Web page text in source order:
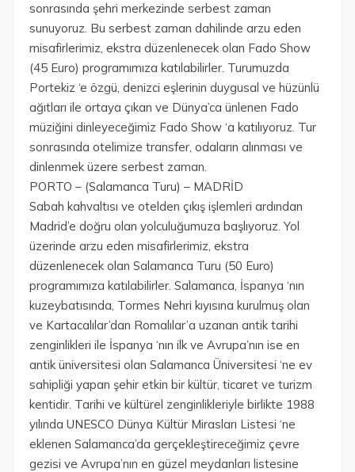
sonrasında şehri merkezinde serbest zaman
sunuyoruz. Bu serbest zaman dahilinde arzu eden
misafirlerimiz, ekstra düzenlenecek olan Fado Show
(45 Euro) programımıza katılabilirler. Turumuzda
Portekiz ‘e özgü, denizci eşlerinin duygusal ve hüzünlü
ağıtları ile ortaya çıkan ve Dünya’ca ünlenen Fado
müziğini dinleyeceğimiz Fado Show ‘a katılıyoruz. Tur
sonrasında otelimize transfer, odaların alınması ve
dinlenmek üzere serbest zaman.
PORTO – (Salamanca Turu) – MADRİD
Sabah kahvaltısı ve otelden çıkış işlemleri ardından
Madrid’e doğru olan yolculuğumuza başlıyoruz. Yol
üzerinde arzu eden misafirlerimiz, ekstra
düzenlenecek olan Salamanca Turu (50 Euro)
programımıza katılabilirler. Salamanca, İspanya ‘nın
kuzeybatısında, Tormes Nehri kıyısına kurulmuş olan
ve Kartacalılar’dan Romalılar’a uzanan antik tarihi
zenginlikleri ile İspanya ‘nın ilk ve Avrupa’nın ise en
antik üniversitesi olan Salamanca Üniversitesi ‘ne ev
sahipliği yapan şehir etkin bir kültür, ticaret ve turizm
kentidir. Tarihi ve kültürel zenginlikleriyle birlikte 1988
yılında UNESCO Dünya Kültür Mirasları Listesi ‘ne
eklenen Salamanca’da gerçekleştireceğimiz çevre
gezisi ve Avrupa’nın en güzel meydanları listesine